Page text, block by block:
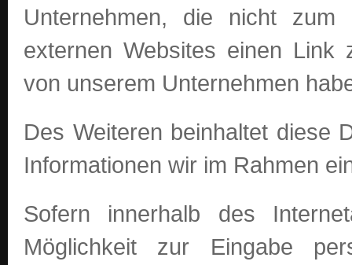
Unternehmen, die nicht
externen Websites einen Link
von unserem Unternehmen
Des Weiteren beinhaltet diese
Informationen wir im Rahmen
Sofern innerhalb des
Möglichkeit zur Eingabe